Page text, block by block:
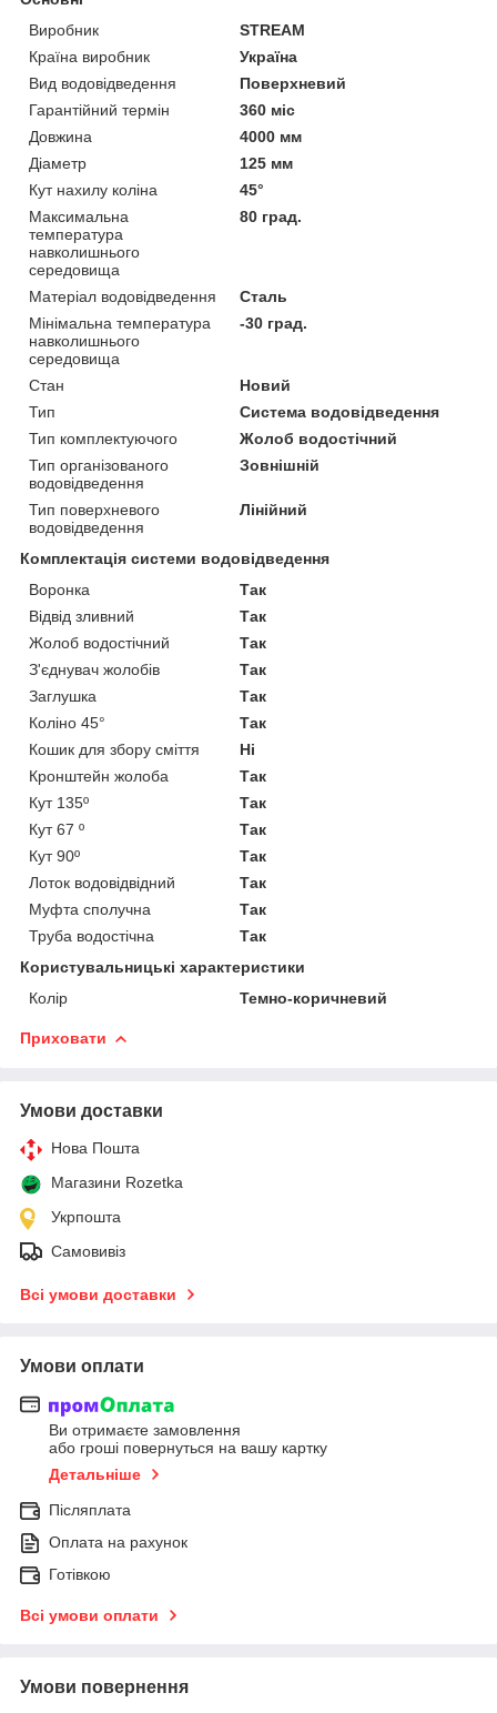
Виробник
STREAM
Країна виробник
Україна
Вид водовідведення
Поверхневий
Гарантійний термін
360 міс
Довжина
4000 мм
Діаметр
125 мм
Кут нахилу коліна
45°
Максимальна
температура
навколишнього
середовища
80 град.
Матеріал водовідведення
Сталь
Мінімальна температура
навколишнього
середовища
-30 град.
Стан
Новий
Тип
Система водовідведення
Тип комплектуючого
Жолоб водостічний
Тип організованого
водовідведення
Зовнішній
Тип поверхневого
водовідведення
Лінійний
Комплектація системи водовідведення
Воронка
Так
Відвід зливний
Так
Жолоб водостічний
Так
З'єднувач жолобів
Так
Заглушка
Так
Коліно 45°
Так
Кошик для збору сміття
Ні
Кронштейн жолоба
Так
Кут 135º
Так
Кут 67 º
Так
Кут 90º
Так
Лоток водовідвідний
Так
Муфта сполучна
Так
Труба водостічна
Так
Користувальницькі характеристики
Колір
Темно-коричневий
Приховати
Умови доставки
Нова Пошта
Магазини Rozetka
Укрпошта
Самовивіз
Всі умови доставки
Умови оплати
Ви отримаєте замовлення
або гроші повернуться на вашу картку
Детальніше
Післяплата
Оплата на рахунок
Готівкою
Всі умови оплати
Умови повернення